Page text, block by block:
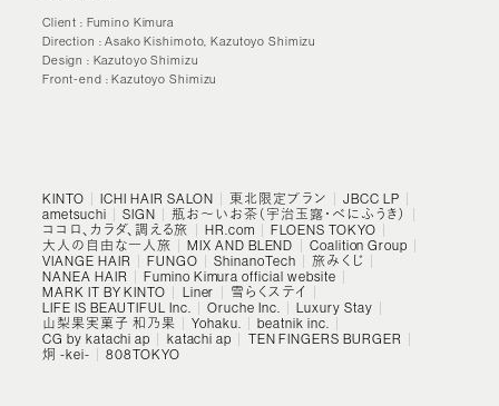
Client
Fumino Kimura
Direction
Asako Kishimoto, Kazutoyo Shimizu
Design
Kazutoyo Shimizu
Front-end
Kazutoyo Shimizu
KINTO ICHI HAIR SALON 東北限定プラン
JBCC LP
ametsuchi
SIGN
瓶お～いお茶（宇治玉露・べにふうき）
ココロ、カラダ、調える旅
HR.com
FLOENS TOKYO
大人の自由な一人旅
MIX AND BLEND
Coalition Group
VIANGE HAIR
FUNGO ShinanoTech
旅みくじ
NANEA HAIR
Fumino Kimura official website
MARK IT BY KINTO
Liner
雪らくステイ
LIFE IS BEAUTIFUL Inc.
Oruche Inc.
Luxury Stay
山梨果実菓子 和乃果
Yohaku.
beatnik inc.
CG by katachi ap
katachi ap
TEN FINGERS BURGER
炯 -kei-
808TOKYO